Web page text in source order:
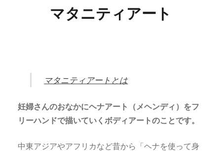
マタニティアート
マタニティアートとは
妊婦さんのおなかにヘナアート（メヘンディ）をフ
リーハンドで描いていくボディアートのことです。
中東アジアやアフリカなど昔から「ヘナを使って身